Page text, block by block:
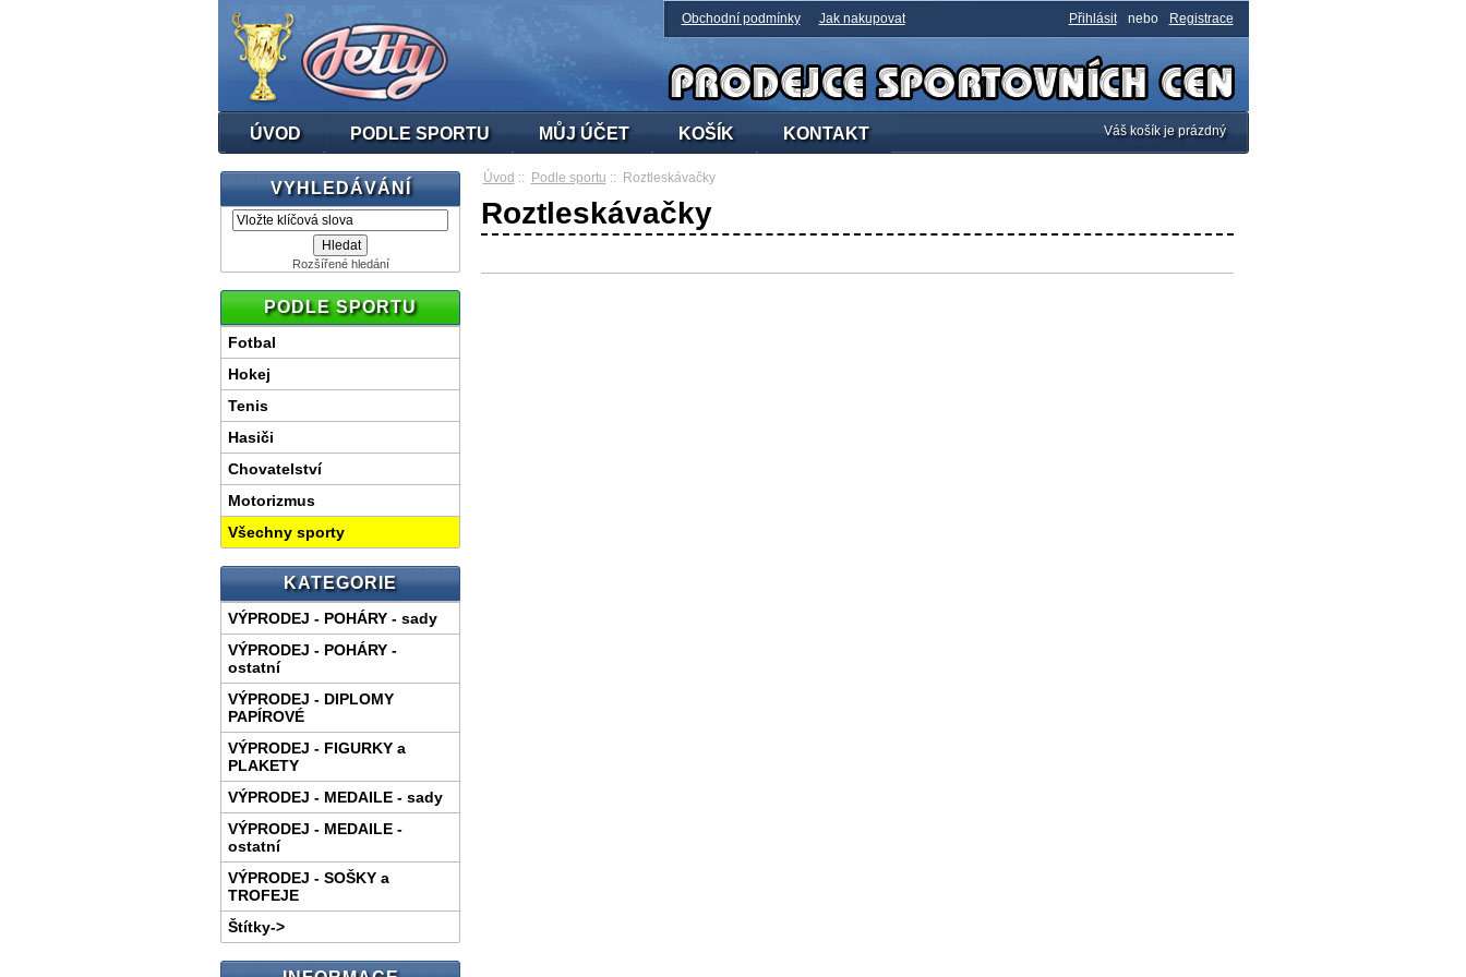
Obchodní podmínky Jak nakupovat Přihlásit nebo Registrace
ÚVOD PODLE SPORTU MŮJ ÚČET KOŠÍK KONTAKT Váš košík je prázdný
VYHLEDÁVÁNÍ
Rozšířené hledání
PODLE SPORTU
Fotbal
Hokej
Tenis
Hasiči
Chovatelství
Motorizmus
Všechny sporty
KATEGORIE
VÝPRODEJ - POHÁRY - sady
VÝPRODEJ - POHÁRY -
ostatní
VÝPRODEJ - DIPLOMY
PAPÍROVÉ
VÝPRODEJ - FIGURKY a
PLAKETY
VÝPRODEJ - MEDAILE - sady
VÝPRODEJ - MEDAILE -
ostatní
VÝPRODEJ - SOŠKY a
TROFEJE
Štítky->
Úvod :: Podle sportu :: Roztleskávačky
Roztleskávačky